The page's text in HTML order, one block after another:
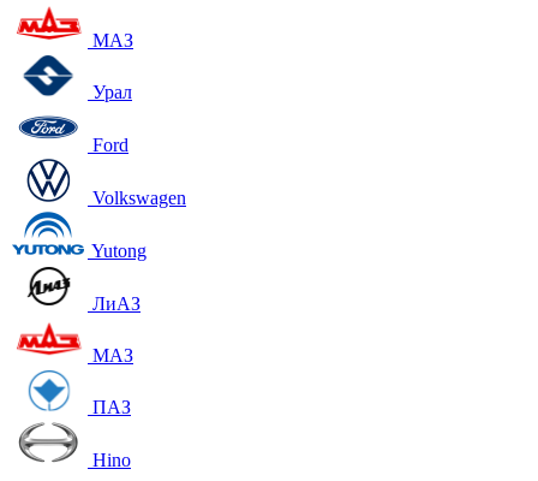
МАЗ
Урал
Ford
Volkswagen
Yutong
ЛиАЗ
МАЗ
ПАЗ
Hino